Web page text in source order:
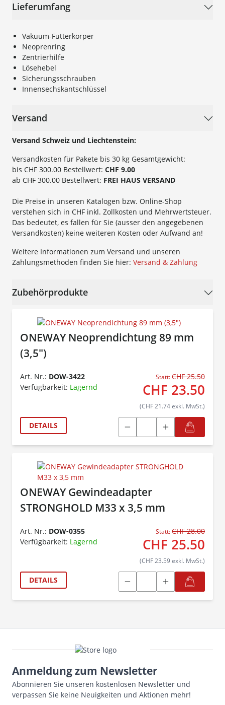
Lieferumfang
Vakuum-Futterkörper
Neoprenring
Zentrierhilfe
Lösehebel
Sicherungsschrauben
Innensechskantschlüssel
Versand
Versand Schweiz und Liechtenstein:
Versandkosten für Pakete bis 30 kg Gesamtgewicht:
bis CHF 300.00 Bestellwert: CHF 9.00
ab CHF 300.00 Bestellwert: FREI HAUS VERSAND
Die Preise in unseren Katalogen bzw. Online-Shop
verstehen sich in CHF inkl. Zollkosten und Mehrwertsteuer.
Das bedeutet, es fallen für Sie (ausser den angegebenen
Versandkosten) keine weiteren Kosten oder Aufwand an!
Weitere Informationen zum Versand und unseren
Zahlungsmethoden finden Sie hier: Versand & Zahlung
Zubehörprodukte
ONEWAY Neoprendichtung 89 mm
(3,5")
Art. Nr.: DOW-3422
Verfügbarkeit: Lagernd
Statt:CHF 25.50
CHF 23.50
(CHF 21.74 exkl. MwSt.)
DETAILS
ONEWAY Gewindeadapter
STRONGHOLD M33 x 3,5 mm
Art. Nr.: DOW-0355
Verfügbarkeit: Lagernd
Statt:CHF 28.00
CHF 25.50
(CHF 23.59 exkl. MwSt.)
DETAILS
Anmeldung zum Newsletter
Abonnieren Sie unseren kostenlosen Newsletter und
verpassen Sie keine Neuigkeiten und Aktionen mehr!